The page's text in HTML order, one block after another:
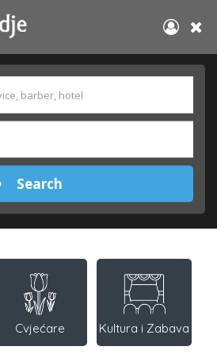
Cvjećare Kultura i Zabava